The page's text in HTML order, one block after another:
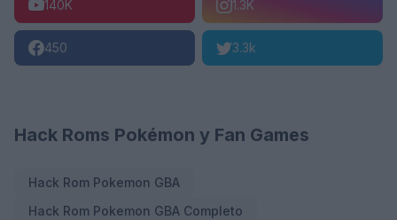
140K 1.3K
450 3.3k
Hack Roms Pokémon y Fan Games
Hack Rom Pokemon GBA
Hack Rom Pokemon GBA Completo